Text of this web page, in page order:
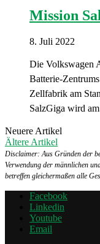
Mission
8. Juli 2022
Die Volkswagen
Batterie-
Zellfabrik am
SalzGiga wird
Neuere Artikel
Ältere Artikel
Disclaimer: Aus Gründen der
Verwendung der männlichen
betreffen gleichermaßen alle
Facebook
Linkedin
Youtube
Email